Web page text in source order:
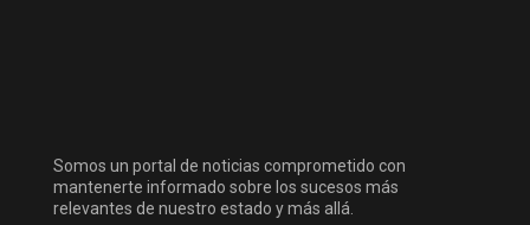
Somos un portal de noticias comprometido con
mantenerte informado sobre los sucesos más
relevantes de nuestro estado y más allá.